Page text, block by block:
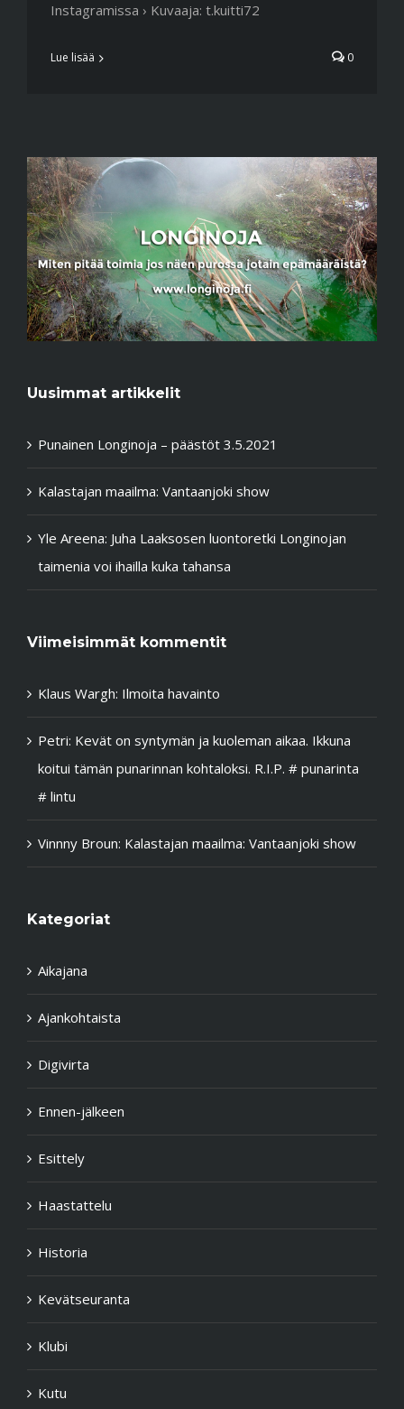
Instagramissa › Kuvaaja: t.kuitti72
Lue lisää 0
Uusimmat artikkelit
Punainen Longinoja – päästöt 3.5.2021
Kalastajan maailma: Vantaanjoki show
Yle Areena: Juha Laaksosen luontoretki Longinojan
taimenia voi ihailla kuka tahansa
Viimeisimmät kommentit
Klaus Wargh: Ilmoita havainto
Petri: Kevät on syntymän ja kuoleman aikaa. Ikkuna
koitui tämän punarinnan kohtaloksi. R.I.P. # punarinta
# lintu
Vinnny Broun: Kalastajan maailma: Vantaanjoki show
Kategoriat
Aikajana
Ajankohtaista
Digivirta
Ennen-jälkeen
Esittely
Haastattelu
Historia
Kevätseuranta
Klubi
Kutu